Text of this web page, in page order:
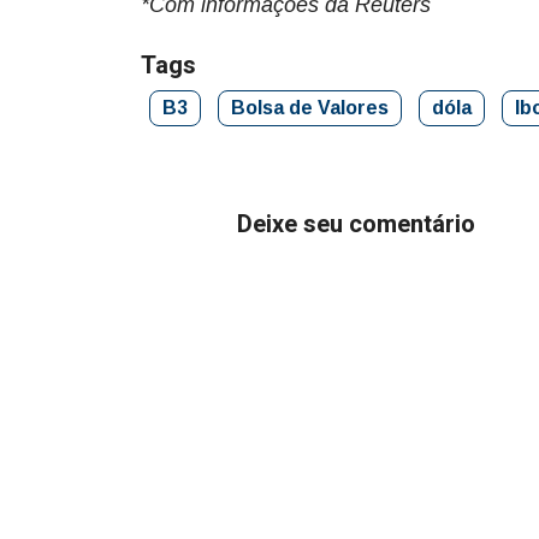
Tags
B3 Bolsa de Valores dóla
Deixe seu comentário